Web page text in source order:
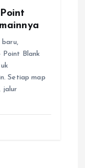
baru,
Point Blank
Setiap map
jalur